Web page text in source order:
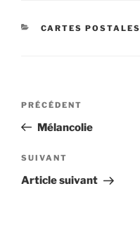
CATÉGORIES
CARTES POSTALES
Navigation
l’article
Article
précédent
PRÉCÉDENT
Mélancolie
Article
suivant
SUIVANT
Article suivant